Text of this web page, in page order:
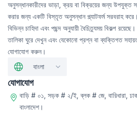
অনুসন্ধানকারীদের ভাড়া, ক্রয় বা বিক্রয়ের জন্য উপযুক্ত
করার জন্য একটি বিস্তৃত অনুসন্ধান প্ল্যাটফর্ম সরবরাহ
বিভিন্ন চাহিদা এবং পছন্দ অনুযায়ী বৈচিত্র্যময় বিকল্প
তালিকা ঘুরে দেখুন এবং যেকোনো প্রশ্ন বা ব্যক্তিগত
যোগাযোগ করুন।
বাংলা
যোগাযোগ
বাড়ি # ০১, সড়ক # ২/ই, ব্লক # জে, বারিধারা,
বাংলাদেশ।